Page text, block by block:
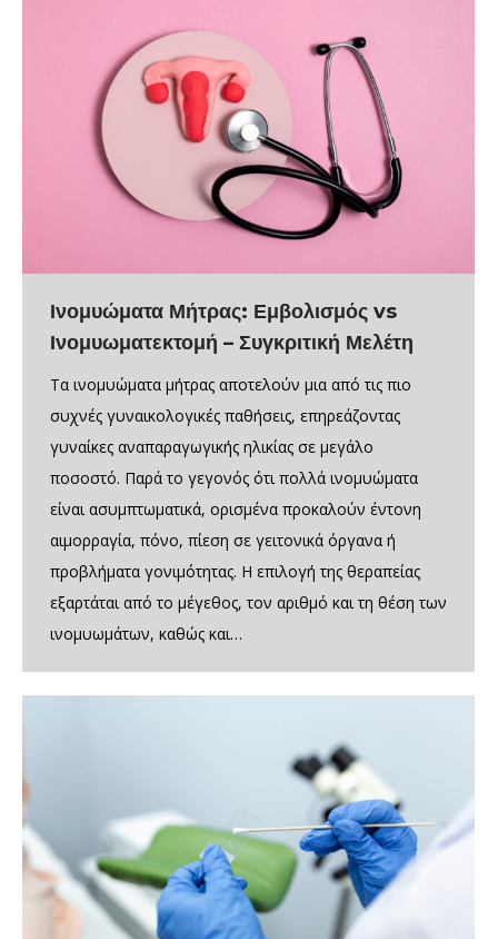
Ινομυώματα Μήτρας: Εμβολισμός vs
Ινομυωματεκτομή – Συγκριτική Μελέτη
Τα ινομυώματα μήτρας αποτελούν μια από τις πιο
συχνές γυναικολογικές παθήσεις, επηρεάζοντας
γυναίκες αναπαραγωγικής ηλικίας σε μεγάλο
ποσοστό. Παρά το γεγονός ότι πολλά ινομυώματα
είναι ασυμπτωματικά, ορισμένα προκαλούν έντονη
αιμορραγία, πόνο, πίεση σε γειτονικά όργανα ή
προβλήματα γονιμότητας. Η επιλογή της θεραπείας
εξαρτάται από το μέγεθος, τον αριθμό και τη θέση των
ινομυωμάτων, καθώς και…